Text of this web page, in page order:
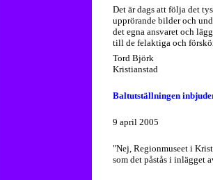
Det är dags att följa det
upprörande bilder och
det egna ansvaret och
till de felaktiga och
Tord Björk
Kristianstad
Baltutställningen
9 april 2005
"Nej, Regionmuseet i
som det påstås i inlägget